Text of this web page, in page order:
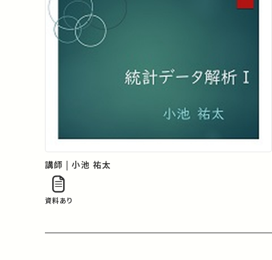
講師 | 小池 祐太
資料あり